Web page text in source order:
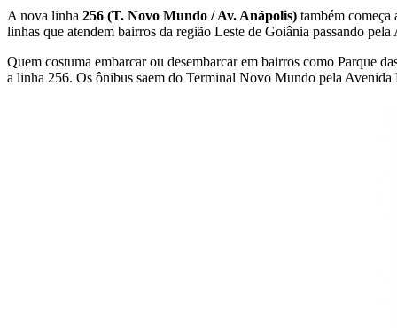
A nova linha 256 (T. Novo Mundo / Av. Anápolis) também começa
linhas que atendem bairros da região Leste de Goiânia passando
Quem costuma embarcar ou desembarcar em bairros como Parque
a linha 256. Os ônibus saem do Terminal Novo Mundo pela